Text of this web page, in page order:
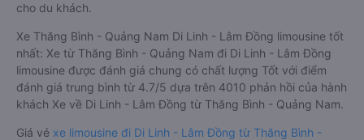
cho du khách.
Xe Thăng Bình - Quảng Nam Di Linh - Lâm Đồng limousine tốt
nhất: Xe từ Thăng Bình - Quảng Nam đi Di Linh - Lâm Đồng
limousine được đánh giá chung có chất lượng Tốt với điểm
đánh giá trung bình từ 4.7/5 dựa trên 4010 phản hồi của hành
khách Xe về Di Linh - Lâm Đồng từ Thăng Bình - Quảng Nam.
Giá vé xe limousine đi Di Linh - Lâm Đồng từ Thăng Bình -